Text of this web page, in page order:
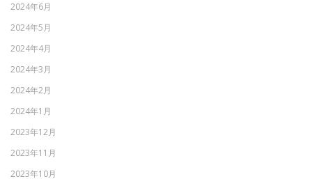
2024年6月
2024年5月
2024年4月
2024年3月
2024年2月
2024年1月
2023年12月
2023年11月
2023年10月